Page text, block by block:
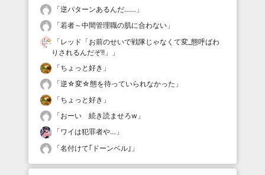
「逆パターンあるんだ…… 」
「若者～中間管理職の肌に合わない 」
「レッド「お前のせいで戦隊じゃなくて変_態呼ばわ
りされるんだぞ!!」
」
「ちょっと好き 」
「逆☆変☆態を待っていられなかった 」
「ちょっと好き 」
「おーい 続き読ませろw 」
「ワイは犯罪者や… 」
「名付けて｢ドーンベル｣ 」